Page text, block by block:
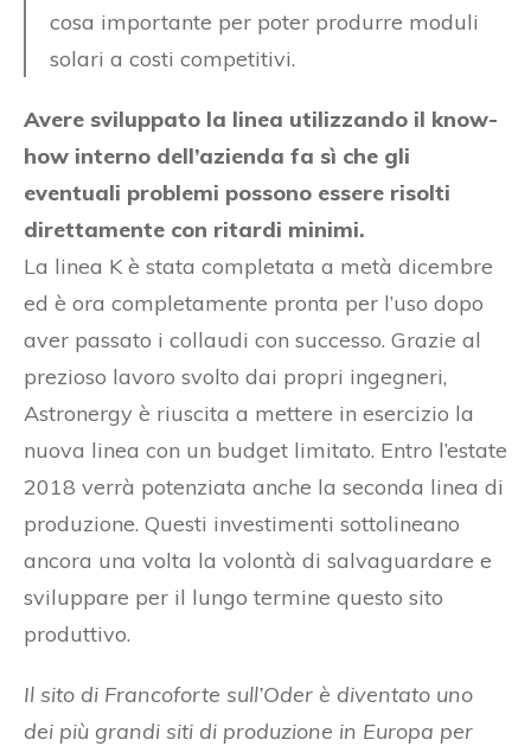
cosa importante per poter produrre moduli
solari a costi competitivi.
Avere sviluppato la linea utilizzando il know-
how interno dell’azienda fa sì che gli
eventuali problemi possono essere risolti
direttamente con ritardi minimi.
La linea K è stata completata a metà dicembre
ed è ora completamente pronta per l’uso dopo
aver passato i collaudi con successo. Grazie al
prezioso lavoro svolto dai propri ingegneri,
Astronergy è riuscita a mettere in esercizio la
nuova linea con un budget limitato. Entro l’estate
2018 verrà potenziata anche la seconda linea di
produzione. Questi investimenti sottolineano
ancora una volta la volontà di salvaguardare e
sviluppare per il lungo termine questo sito
produttivo.
Il sito di Francoforte sull’Oder è diventato uno
dei più grandi siti di produzione in Europa per